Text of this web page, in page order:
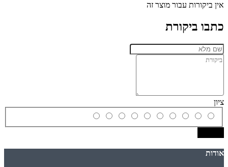
אין ביקורות עבור מוצר זה
כתבו ביקורת
ציון
אודות